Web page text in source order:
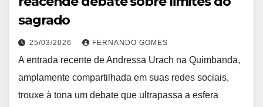
sagrado
25/03/2026 FERNANDO GOMES
A entrada recente de Andressa Urach na Quimbanda,
amplamente compartilhada em suas redes sociais,
trouxe à tona um debate que ultrapassa a esfera